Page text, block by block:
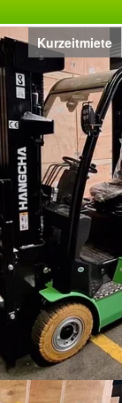
Kurzeitmiete